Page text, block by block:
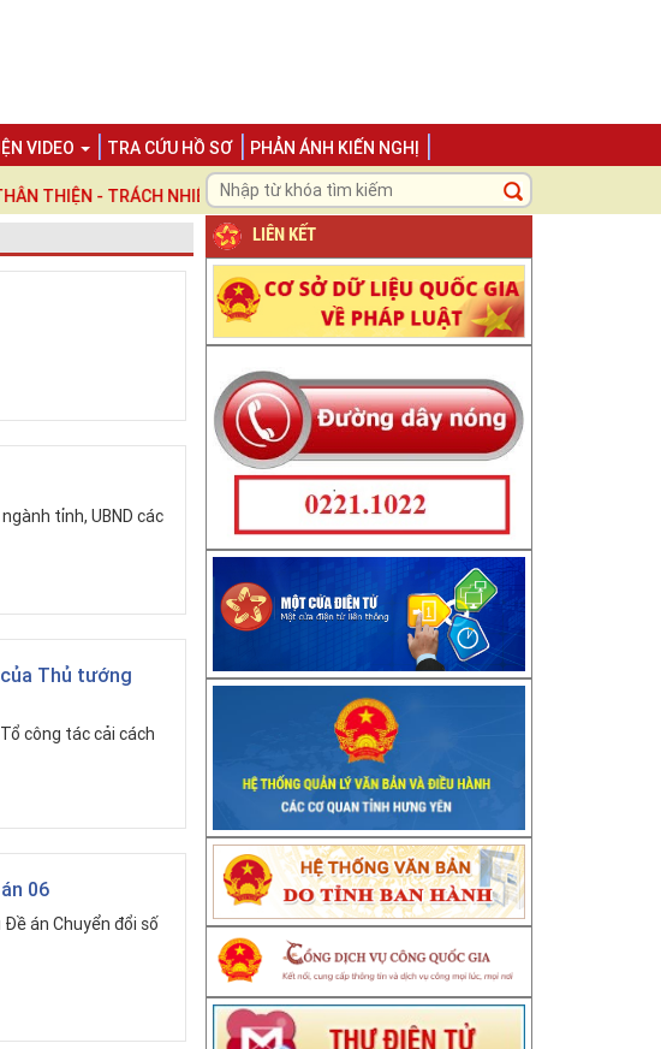
VIDEO TRA CỨU HỒ SƠ PHẢN ÁNH KIẾN NGHỊ
NHIỆM ", LẤY NGƯỜI DÂN VÀ DOANH NGHIỆP LÀM TRUNG TÂM ĐỂ
tỉnh, UBND các
Thủ tướng
công tác cải cách
06
án Chuyển đổi số
LIÊN KẾT